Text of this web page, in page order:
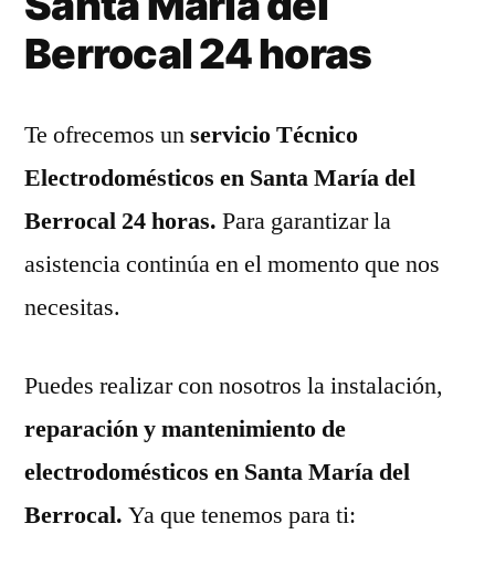
Berrocal 24 horas
Te ofrecemos unservicio Técnico
Electrodomésticos en Santa María del
Berrocal 24 horas. Para garantizar la
asistencia continúa en el momento que nos
necesitas.
Puedes realizar con nosotros la instalación,
reparación y mantenimiento de
electrodomésticos en Santa María del
Berrocal. Ya que tenemos para ti: